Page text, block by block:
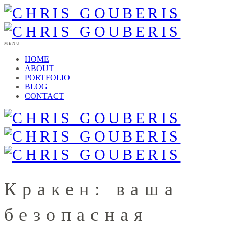
MENU
HOME
ABOUT
PORTFOLIO
BLOG
CONTACT
Кракен: ваша
безопасная